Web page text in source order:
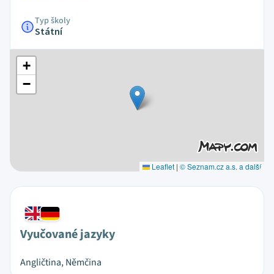
Typ školy
Státní
+
−
Leaflet | © Seznam.cz a.s. a další
Vyučované jazyky
Angličtina, Němčina